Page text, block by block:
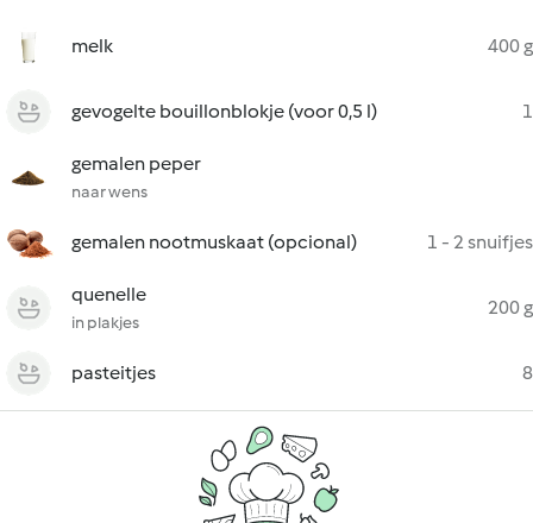
melk 400 g
gevogelte bouillonblokje (voor 0,5 l) 1
gemalen peper
naar wens
gemalen nootmuskaat (opcional) 1 - 2 snuifjes
quenelle
in plakjes
200 g
pasteitjes 8